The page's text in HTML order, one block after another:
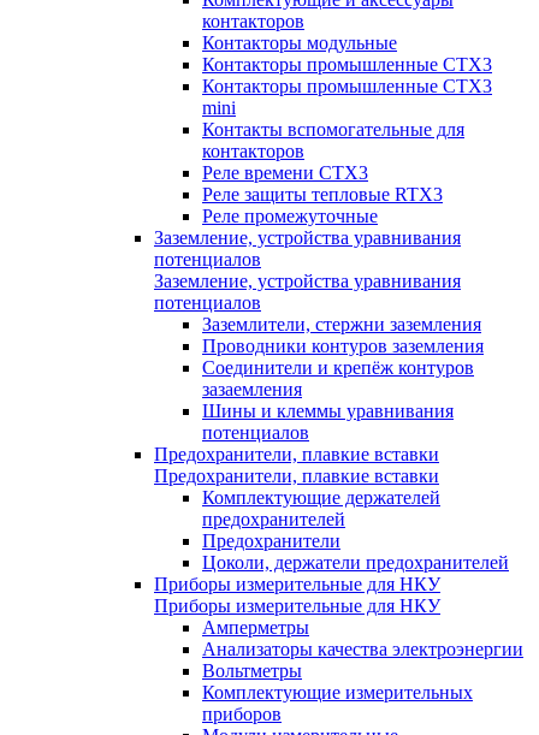
контакторов
Контакторы модульные
Контакторы промышленные CTX3
Контакторы промышленные CTX3
mini
Контакты вспомогательные для
контакторов
Реле времени CTX3
Реле защиты тепловые RTX3
Реле промежуточные
Заземление, устройства уравнивания
потенциалов
Заземление, устройства уравнивания
потенциалов
Заземлители, стержни заземления
Проводники контуров заземления
Соединители и крепёж контуров
зазаемления
Шины и клеммы уравнивания
потенциалов
Предохранители, плавкие вставки
Предохранители, плавкие вставки
Комплектующие держателей
предохранителей
Предохранители
Цоколи, держатели предохранителей
Приборы измерительные для НКУ
Приборы измерительные для НКУ
Амперметры
Анализаторы качества электроэнергии
Вольтметры
Комплектующие измерительных
приборов